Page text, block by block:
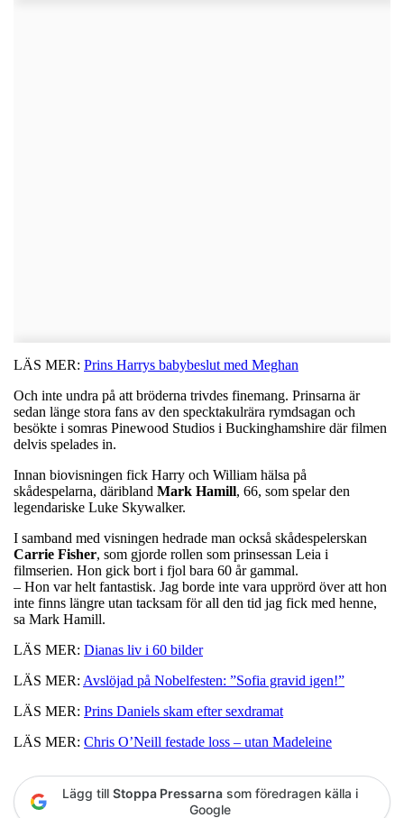
LÄS MER: Prins Harrys babybeslut med Meghan
Och inte undra på att bröderna trivdes finemang. Prinsarna är
sedan länge stora fans av den specktakulrära rymdsagan och
besökte i somras Pinewood Studios i Buckinghamshire där filmen
delvis spelades in.
Innan biovisningen fick Harry och William hälsa på
skådespelarna, däribland Mark Hamill, 66, som spelar den
legendariske Luke Skywalker.
I samband med visningen hedrade man också skådespelerskan
Carrie Fisher, som gjorde rollen som prinsessan Leia i
filmserien. Hon gick bort i fjol bara 60 år gammal.
– Hon var helt fantastisk. Jag borde inte vara upprörd över att hon
inte finns längre utan tacksam för all den tid jag fick med henne,
sa Mark Hamill.
LÄS MER: Dianas liv i 60 bilder
LÄS MER: Avslöjad på Nobelfesten: ”Sofia gravid igen!”
LÄS MER: Prins Daniels skam efter sexdramat
LÄS MER: Chris O’Neill festade loss – utan Madeleine
Lägg till Stoppa Pressarna som föredragen källa i
Google